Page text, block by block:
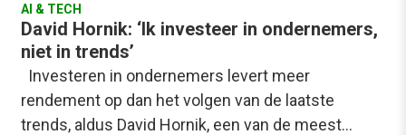
AI & TECH
David Hornik: ‘Ik investeer in ondernemers,
niet in trends’
Investeren in ondernemers levert meer
rendement op dan het volgen van de laatste
trends, aldus David Hornik, een van de meest…